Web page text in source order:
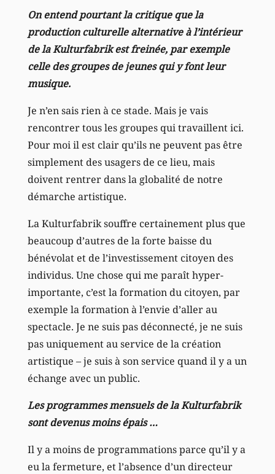
On entend pourtant la critique que la
production culturelle alternative à l’intérieur
de la Kulturfabrik est freinée, par exemple
celle des groupes de jeunes qui y font leur
musique.
Je n’en sais rien à ce stade. Mais je vais
rencontrer tous les groupes qui travaillent ici.
Pour moi il est clair qu’ils ne peuvent pas être
simplement des usagers de ce lieu, mais
doivent rentrer dans la globalité de notre
démarche artistique.
La Kulturfabrik souffre certainement plus que
beaucoup d’autres de la forte baisse du
bénévolat et de l’investissement citoyen des
individus. Une chose qui me paraît hyper-
importante, c’est la formation du citoyen, par
exemple la formation à l’envie d’aller au
spectacle. Je ne suis pas déconnecté, je ne suis
pas uniquement au service de la création
artistique – je suis à son service quand il y a un
échange avec un public.
Les programmes mensuels de la Kulturfabrik
sont devenus moins épais …
Il y a moins de programmations parce qu’il y a
eu la fermeture, et l’absence d’un directeur